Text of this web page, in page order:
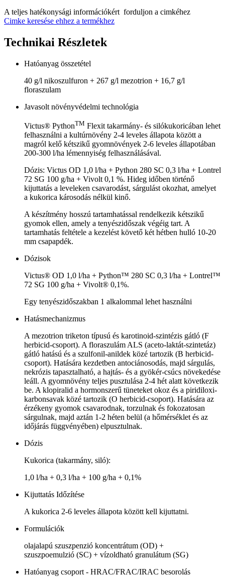
A teljes hatékonysági információkért forduljon a cimkéhez
Cimke keresése ehhez a termékhez
Technikai Részletek
Hatóanyag összetétel
40 g/l nikoszulfuron + 267 g/l mezotrion + 16,7 g/l
floraszulam
Javasolt növényvédelmi technológia
Victus® PythonTM Flexit takarmány- és silókukoricában lehet
felhasználni a kultúrnövény 2-4 leveles állapota között a
magról kelő kétszikű gyomnövények 2-6 leveles állapotában
200-300 l/ha lémennyiség felhasználásával.
Dózis: Victus OD 1,0 l/ha + Python 280 SC 0,3 l/ha + Lontrel
72 SG 100 g/ha + Vivolt 0,1 %. Hideg időben történő
kijuttatás a leveleken csavarodást, sárgulást okozhat, amelyet
a kukorica károsodás nélkül kinő.
A készítmény hosszú tartamhatással rendelkezik kétszikű
gyomok ellen, amely a tenyészidőszak végéig tart. A
tartamhatás feltétele a kezelést követő két hétben hulló 10-20
mm csapapdék.
Dózisok
Victus® OD 1,0 l/ha + Python™ 280 SC 0,3 l/ha + Lontrel™
72 SG 100 g/ha + Vivolt® 0,1%.
Egy tenyészidőszakban 1 alkalommal lehet használni
Hatásmechanizmus
A mezotrion triketon típusú és karotinoid-szintézis gátló (F
herbicid-csoport). A floraszulám ALS (aceto-laktát-szintetáz)
gátló hatású és a szulfonil-anildek közé tartozik (B herbicid-
csoport). Hatására kezdetben antociánosodás, majd sárgulás,
nekrózis tapasztalható, a hajtás- és a gyökér-csúcs növekedése
leáll. A gyomnövény teljes pusztulása 2-4 hét alatt következik
be. A klopiralid a hormonszerű tüneteket okoz és a piridiloxi-
karbonsavak közé tartozik (O herbicid-csoport). Hatására az
érzékeny gyomok csavarodnak, torzulnak és fokozatosan
sárgulnak, majd aztán 1-2 héten belül (a hőmérséklet és az
időjárás függvényében) elpusztulnak.
Dózis
Kukorica (takarmány, siló):
1,0 l/ha + 0,3 l/ha + 100 g/ha + 0,1%
Kijuttatás Időzítése
A kukorica 2-6 leveles állapota között kell kijuttatni.
Formulációk
olajalapú szuszpenzió koncentrátum (OD) +
szuszpoemulzió (SC) + vízoldható granulátum (SG)
Hatóanyag csoport - HRAC/FRAC/IRAC besorolás